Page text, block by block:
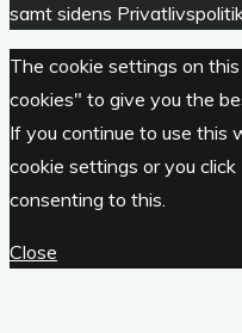
samt sidens
The cookie settings on
cookies" to give you the
If you continue to use this
cookie settings or you
consenting to this.
Close